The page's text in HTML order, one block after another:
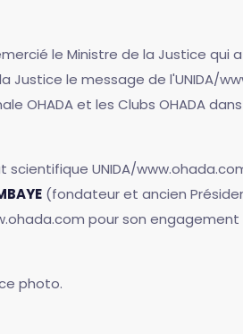
le Ministre de la Justice
le message de l'UNIDA/
OHADA et les Clubs OHADA
UNIDA/
(fondateur et ancien
pour son
photo.